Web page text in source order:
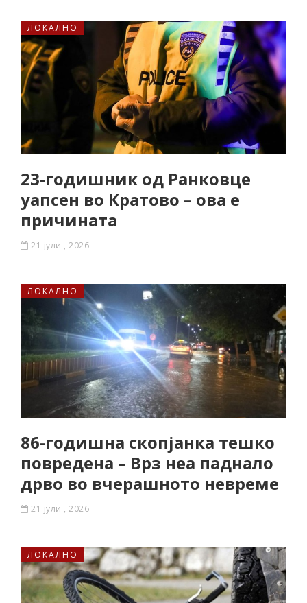
ЛОКАЛНО
23-годишник од Ранковце
уапсен во Кратово – ова е
причината
21 јули , 2026
ЛОКАЛНО
86-годишна скопјанка тешко
повредена – Врз неа паднало
дрво во вчерашното невреме
21 јули , 2026
ЛОКАЛНО